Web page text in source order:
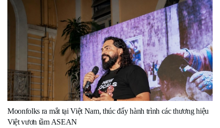
Moonfolks ra mắt tại Việt Nam, thúc đẩy hành trình các thương hiệu
Việt vươn tầm ASEAN